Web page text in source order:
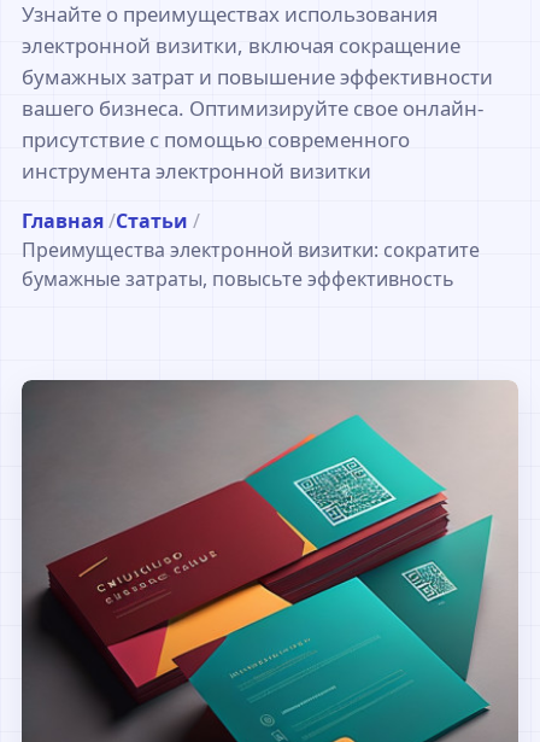
Узнайте о преимуществах использования
электронной визитки, включая сокращение
бумажных затрат и повышение эффективности
вашего бизнеса. Оптимизируйте свое онлайн-
присутствие с помощью современного
инструмента электронной визитки
Главная/Статьи /
Преимущества электронной визитки: сократите
бумажные затраты, повысьте эффективность